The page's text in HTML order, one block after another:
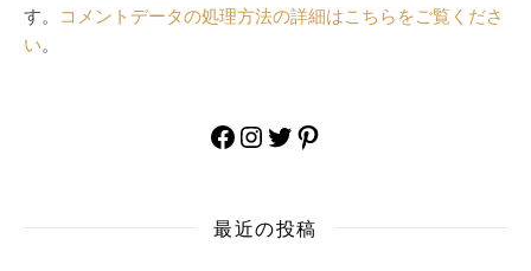
す。 コメントデータの処理方法の詳細はこちらをご覧くださ
い。
Facebook
Instagram
TwitterPinterest
最近の投稿